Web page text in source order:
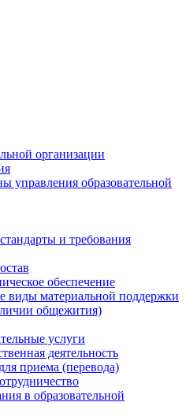
организации
управления образовательной
и требования
обеспечение
виды материальной поддержки
общежития)
услуги
деятельность
приема (перевода)
в образовательной